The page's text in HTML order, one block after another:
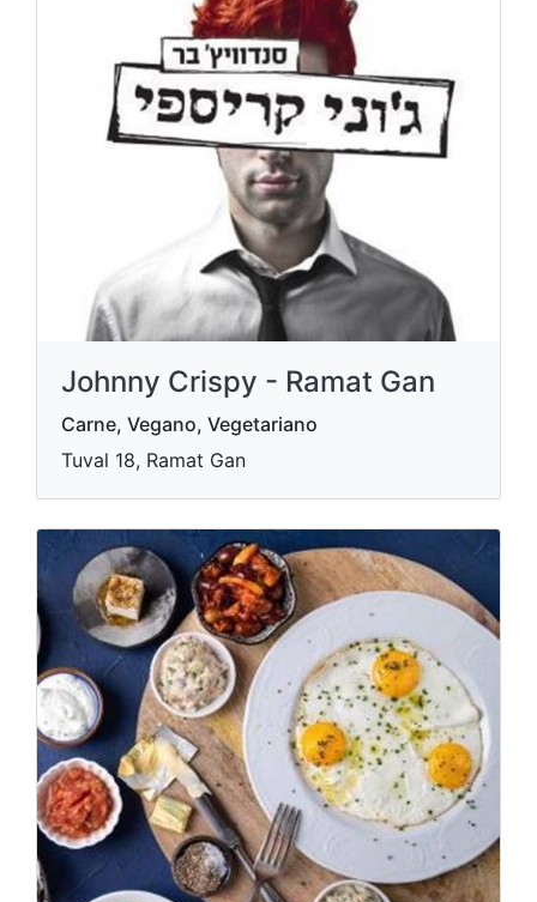
Johnny Crispy - Ramat Gan
Carne, Vegano, Vegetariano
Tuval 18, Ramat Gan